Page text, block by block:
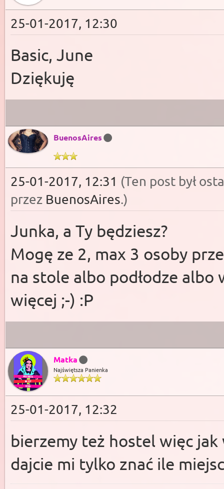
25-01-2017, 12:30
Basic, June
Dziękuję
BuenosAires
25-01-2017, 12:31 (Ten post był
przez BuenosAires.)
Junka, a Ty będziesz?
Mogę ze 2, max 3 osoby
na stole albo podłodze
więcej ;-) :P
Matka
Najświętsza Panienka
25-01-2017, 12:32
bierzemy też hostel więc jak
dajcie mi tylko znać ile miejsc